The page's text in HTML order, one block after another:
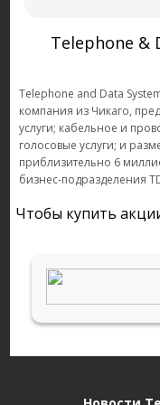
Telephone &
Telephone and Data
компания из Чикаго,
услуги; кабельное и
голосовые услуги; и
приблизительно 6
бизнес-подразделения
Чтобы купить